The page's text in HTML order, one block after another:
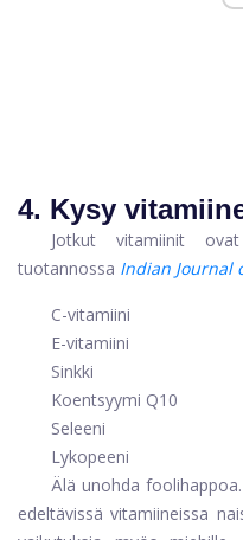
4. Kysy
Jotkut vitamiinit
tuotannossa Indian Journal
C-vitamiini
E-vitamiini
Sinkki
Koentsyymi Q10
Seleeni
Lykopeeni
Älä unohda
edeltävissä vitamiineissa